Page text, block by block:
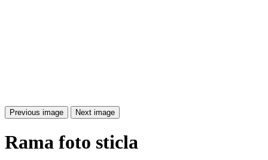
Previous image Next image
Rama foto sticla